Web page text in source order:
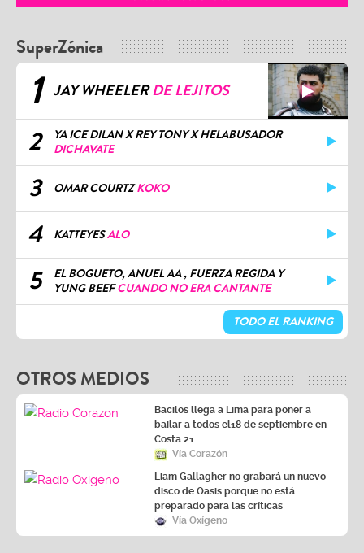
SuperZónica
1 JAY WHEELERDE LEJITOS
2
YA ICE DILAN X REY TONY X HELABUSADOR
DICHAVATE
3 OMAR COURTZKOKO
4 KATTEYESALO
5
EL BOGUETO, ANUEL AA , FUERZA REGIDA Y
YUNG BEEFCUANDO NO ERA CANTANTE
TODO EL RANKING
OTROS MEDIOS
Bacilos llega a Lima para poner a
bailar a todos el18 de septiembre en
Costa 21
Vía Corazón
Liam Gallagher no grabará un nuevo
disco de Oasis porque no está
preparado para las críticas
Vía Oxígeno